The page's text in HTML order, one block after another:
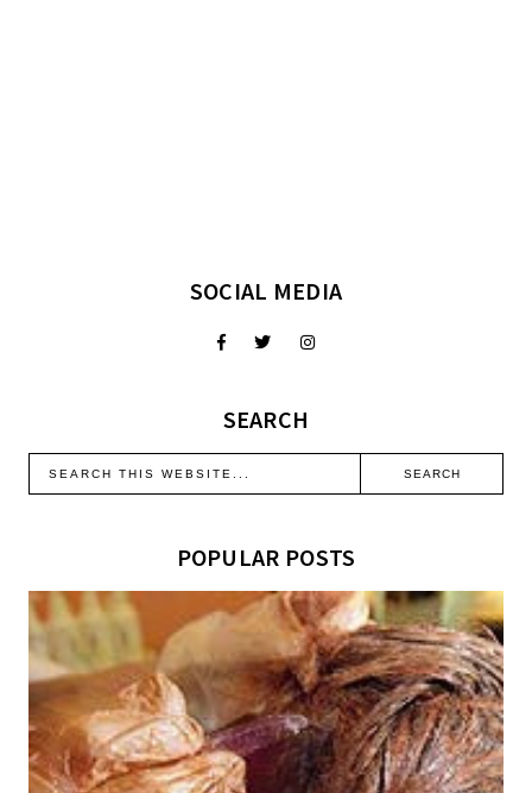
SOCIAL MEDIA
SEARCH
POPULAR POSTS